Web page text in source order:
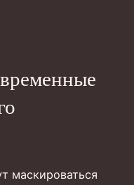
маскироваться